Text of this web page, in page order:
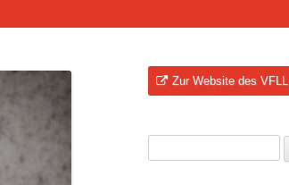
Zur Website des VFLL